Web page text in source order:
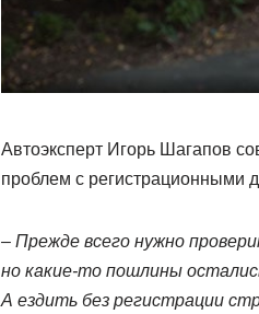
Автоэксперт Игорь Шагапов
проблем с регистрационными
– Прежде всего нужно
но какие-то пошлины
А ездить без регистрации